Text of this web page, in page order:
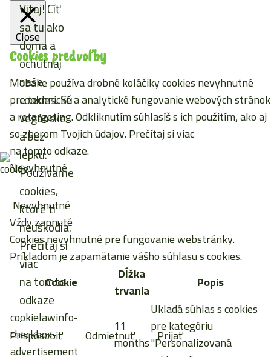
Vitaj! Cíť
sa tu ako
doma a
ochutnaj
naše
cookies. Sú
vegánske
a bez
lepku.
Používame
cookies,
ktoré ti
neuškodia.
Prečítaj si
viac
na tomto
odkaze
.
Prispôsobiť Odmietnuť Prijať
Close
Cookies predvoľby
Mobake používa drobné koláčiky cookies nevyhnutné
pre technické a analytické fungovanie webových stránok
a retargeting. Odkliknutím súhlasíš s ich použitím, ako aj
so zberom Tvojich údajov. Prečítaj si viac
na tomto odkaze.
Nevyhnutné
Nevyhnutné
Vždy zapnuté
Cookies nevyhnutné pre fungovanie webstránky.
Príkladom je zapamätanie vášho súhlasu s cookies.
Cookie
Dĺžka
trvania
Popis
cookielawinfo-
checkbox-
advertisement
11
months
Ukladá súhlas s cookies
pre kategóriu
"Personalizovaná